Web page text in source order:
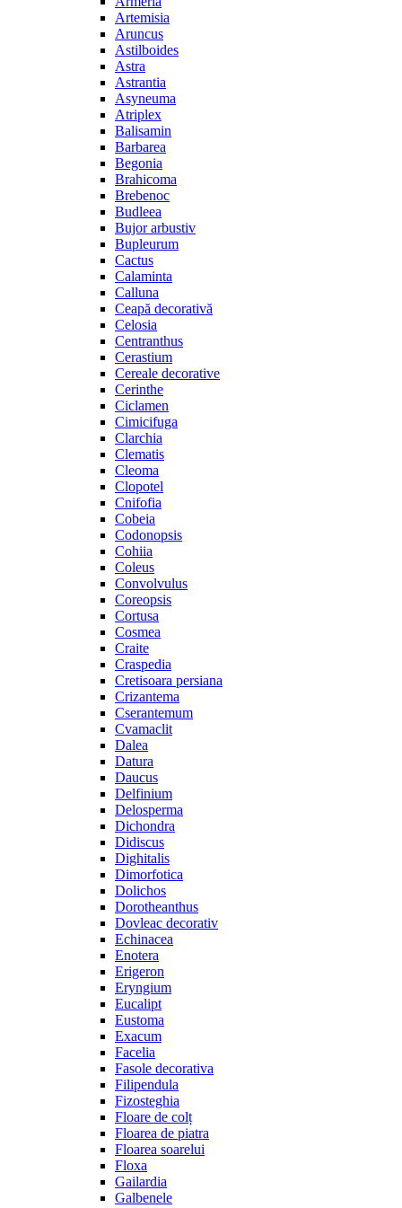
Artemisia
Aruncus
Astilboides
Astra
Astrantia
Asyneuma
Atriplex
Balisamin
Barbarea
Begonia
Brahicoma
Brebenoc
Budleea
Bujor arbustiv
Bupleurum
Cactus
Calaminta
Calluna
Ceapă decorativă
Celosia
Centranthus
Cerastium
Cereale decorative
Cerinthe
Ciclamen
Cimicifuga
Clarchia
Clematis
Cleoma
Clopotel
Cnifofia
Cobeia
Codonopsis
Cohiia
Coleus
Convolvulus
Coreopsis
Cortusa
Cosmea
Craite
Craspedia
Cretisoara persiana
Crizantema
Cserantemum
Cvamaclit
Dalea
Datura
Daucus
Delfinium
Delosperma
Dichondra
Didiscus
Dighitalis
Dimorfotica
Dolichos
Dorotheanthus
Dovleac decorativ
Echinacea
Enotera
Erigeron
Eryngium
Eucalipt
Eustoma
Exacum
Facelia
Fasole decorativa
Filipendula
Fizosteghia
Floare de colț
Floarea de piatra
Floarea soarelui
Floxa
Gailardia
Galbenele